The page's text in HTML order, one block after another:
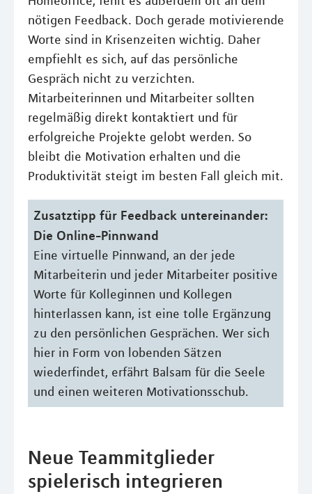
nötigen Feedback. Doch gerade motivierende
Worte sind in Krisenzeiten wichtig. Daher
empfiehlt es sich, auf das persönliche
Gespräch nicht zu verzichten.
Mitarbeiterinnen und Mitarbeiter sollten
regelmäßig direkt kontaktiert und für
erfolgreiche Projekte gelobt werden. So
bleibt die Motivation erhalten und die
Produktivität steigt im besten Fall gleich mit.
Zusatztipp für Feedback untereinander:
Die Online-Pinnwand
Eine virtuelle Pinnwand, an der jede
Mitarbeiterin und jeder Mitarbeiter positive
Worte für Kolleginnen und Kollegen
hinterlassen kann, ist eine tolle Ergänzung
zu den persönlichen Gesprächen. Wer sich
hier in Form von lobenden Sätzen
wiederfindet, erfährt Balsam für die Seele
und einen weiteren Motivationsschub.
Neue Teammitglieder
spielerisch integrieren